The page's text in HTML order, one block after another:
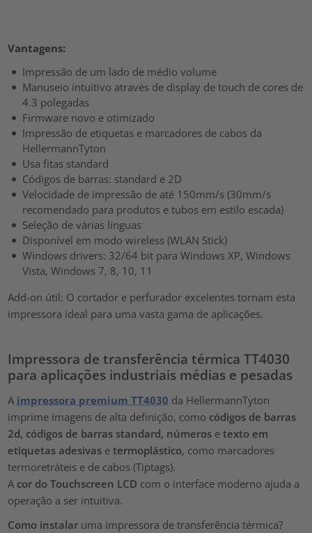
Vantagens:
Impressão de um lado de médio volume
Manuseio intuitivo através de display de touch de cores de
4.3 polegadas
Firmware novo e otimizado
Impressão de etiquetas e marcadores de cabos da
HellermannTyton
Usa fitas standard
Códigos de barras: standard e 2D
Velocidade de impressão de até 150mm/s (30mm/s
recomendado para produtos e tubos em estilo escada)
Seleção de várias línguas
Disponível em modo wireless (WLAN Stick)
Windows drivers: 32/64 bit para Windows XP, Windows
Vista, Windows 7, 8, 10, 11
Add-on útil: O cortador e perfurador excelentes tornam esta
impressora ideal para uma vasta gama de aplicações.
Impressora de transferência térmica TT4030
para aplicações industriais médias e pesadas
A impressora premium TT4030 da HellermannTyton
imprime imagens de alta definição, como códigos de barras
2d, códigos de barras standard, números e texto em
etiquetas adesivas etermoplástico, como marcadores
termoretráteis e de cabos (Tiptags).
A cor do Touchscreen LCD com o interface moderno ajuda a
operação a ser intuitiva.
Como instalar uma impressora de transferência térmica?